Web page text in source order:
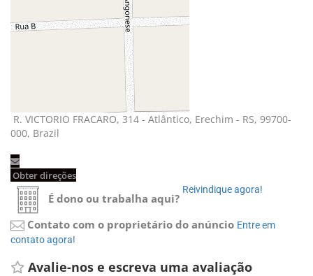
R. VICTORIO FRACARO, 314 - Atlântico, Erechim - RS, 99700-
000, Brazil
Obter direções
É dono ou trabalha aqui?
Reivindique agora!
Contato com o proprietário do anúncio Entre em
contato agora!
Avalie-nos e escreva uma avaliação